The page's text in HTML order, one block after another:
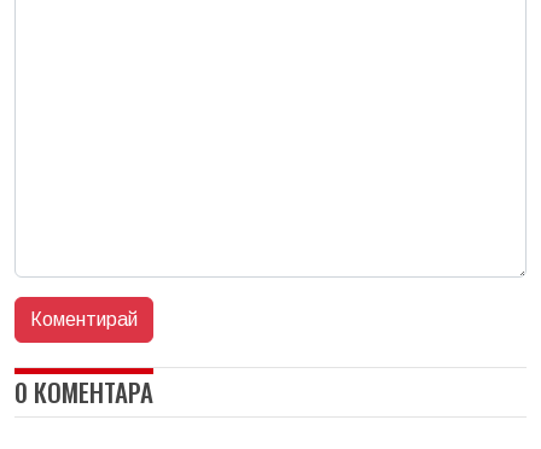
0 КОМЕНТАРА